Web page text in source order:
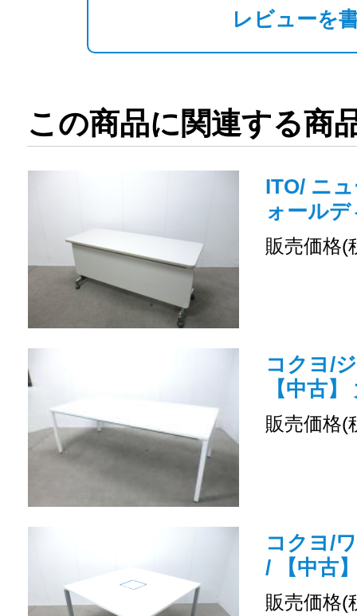
レビューを
この商品に関連する商
ITO/ ニ
ォール
販売価格(
コクヨ/
【中古
販売価格(
コクヨ/
/ 【中古
販売価格(